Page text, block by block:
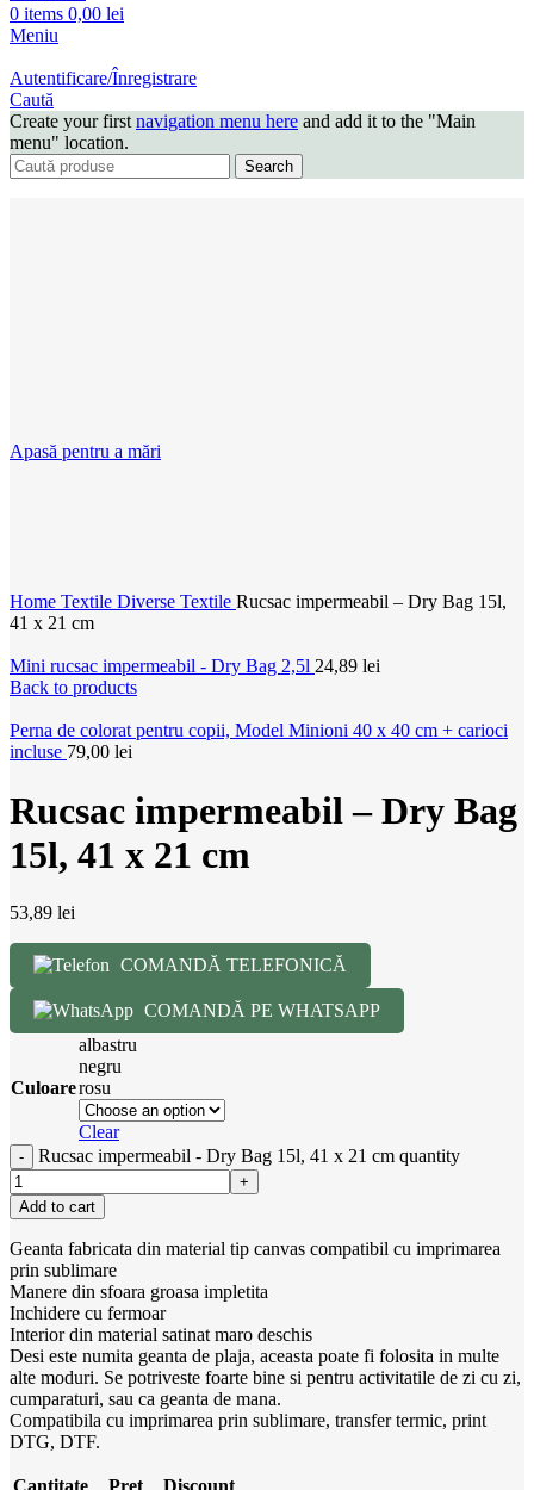
0 items 0,00 lei
Meniu
Autentificare/Înregistrare
Caută
Create your first navigation menu here and add it to the "Main
menu" location.
Search
Apasă pentru a mări
Home Textile Diverse Textile Rucsac impermeabil – Dry Bag 15l,
41 x 21 cm
Mini rucsac impermeabil - Dry Bag 2,5l 24,89 lei
Back to products
Perna de colorat pentru copii, Model Minioni 40 x 40 cm + carioci
incluse 79,00 lei
Rucsac impermeabil – Dry Bag
15l, 41 x 21 cm
53,89 lei
COMANDĂ TELEFONICĂ
COMANDĂ PE WHATSAPP
Culoare
albastru
negru
rosu
Clear
Rucsac impermeabil - Dry Bag 15l, 41 x 21 cm quantity
Add to cart
Geanta fabricata din material tip canvas compatibil cu imprimarea
prin sublimare
Manere din sfoara groasa impletita
Inchidere cu fermoar
Interior din material satinat maro deschis
Desi este numita geanta de plaja, aceasta poate fi folosita in multe
alte moduri. Se potriveste foarte bine si pentru activitatile de zi cu zi,
cumparaturi, sau ca geanta de mana.
Compatibila cu imprimarea prin sublimare, transfer termic, print
DTG, DTF.
Cantitate Pret Discount